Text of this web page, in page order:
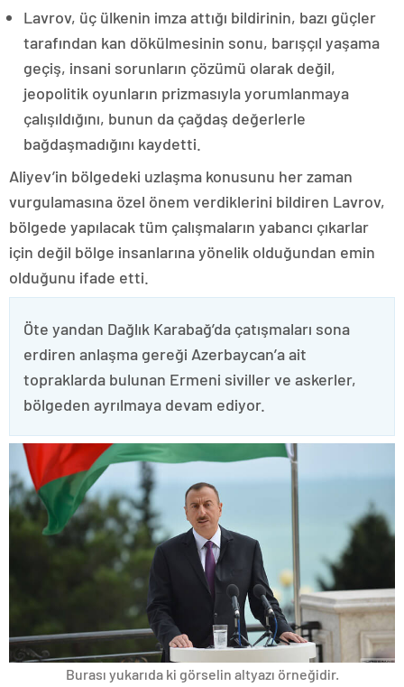
Lavrov, üç ülkenin imza attığı bildirinin, bazı güçler
tarafından kan dökülmesinin sonu, barışçıl yaşama
geçiş, insani sorunların çözümü olarak değil,
jeopolitik oyunların prizmasıyla yorumlanmaya
çalışıldığını, bunun da çağdaş değerlerle
bağdaşmadığını kaydetti.
Aliyev’in bölgedeki uzlaşma konusunu her zaman
vurgulamasına özel önem verdiklerini bildiren Lavrov,
bölgede yapılacak tüm çalışmaların yabancı çıkarlar
için değil bölge insanlarına yönelik olduğundan emin
olduğunu ifade etti.
Öte yandan Dağlık Karabağ’da çatışmaları sona
erdiren anlaşma gereği Azerbaycan’a ait
topraklarda bulunan Ermeni siviller ve askerler,
bölgeden ayrılmaya devam ediyor.
Burası yukarıda ki görselin altyazı örneğidir.